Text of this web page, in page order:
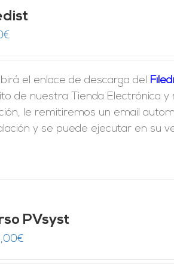
€
el enlace de descarga del
de nuestra Tienda Electrónica y
le remitiremos un email
y se puede ejecutar en su
PVsyst
€